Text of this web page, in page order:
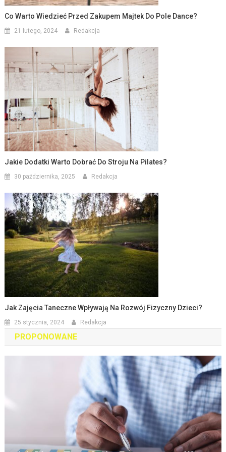
Co Warto Wiedzieć Przed Zakupem Majtek Do Pole Dance?
21 lutego, 2024 Redakcja
Jakie Dodatki Warto Dobrać Do Stroju Na Pilates?
30 października, 2025 Redakcja
Jak Zajęcia Taneczne Wpływają Na Rozwój Fizyczny Dzieci?
25 stycznia, 2024 Redakcja
PROPONOWANE